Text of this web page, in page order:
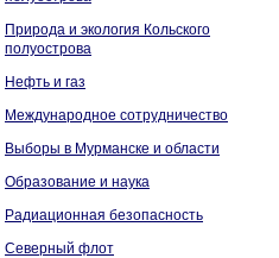
Природа и экология Кольского
полуострова
Нефть и газ
Международное сотрудничество
Выборы в Мурманске и области
Образование и наука
Радиационная безопасность
Северный флот